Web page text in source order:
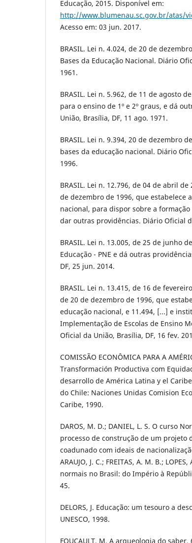
Educação, 2015. Disponível em:
http://www.blumenau.sc.gov.br/atas/
Acesso em: 03 jun. 2017.
BRASIL. Lei n. 4.024, de 20 de
Bases da Educação Nacional. Diário
1961.
BRASIL. Lei n. 5.962, de 11 de agosto
para o ensino de 1º e 2º graus, e dá
União, Brasília, DF, 11 ago. 1971.
BRASIL. Lei n. 9.394, 20 de dezembro
bases da educação nacional. Diário
1996.
BRASIL. Lei n. 12.796, de 04 de abril
de dezembro de 1996, que estabelece
nacional, para dispor sobre a
dar outras providências. Diário Oficial
BRASIL. Lei n. 13.005, de 25 de junho
Educação - PNE e dá outras
DF, 25 jun. 2014.
BRASIL. Lei n. 13.415, de 16 de
de 20 de dezembro de 1996, que
educação nacional, e 11.494, [...] e
Implementação de Escolas de Ensino
Oficial da União, Brasília, DF, 16 fev.
COMISSÃO ECONÔMICA PARA A
Transformación Productiva com
desarrollo de América Latina y el
do Chile: Naciones Unidas Comision
Caribe, 1990.
DAROS, M. D.; DANIEL, L. S. O curso
processo de construção de um projeto
coadunado com ideais de
ARAUJO, J. C.; FREITAS, A. M. B.;
normais no Brasil: do Império à
45.
DELORS, J. Educação: um tesouro a
UNESCO, 1998.
FOUCAULT, M. A arqueologia do